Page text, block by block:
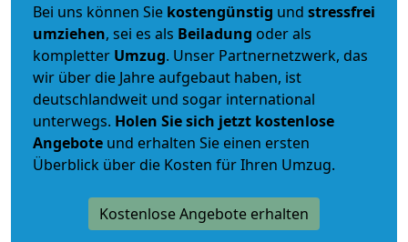
Bei uns können Sie kostengünstig und stressfrei
umziehen, sei es als Beiladung oder als
kompletter Umzug. Unser Partnernetzwerk, das
wir über die Jahre aufgebaut haben, ist
deutschlandweit und sogar international
unterwegs. Holen Sie sich jetzt kostenlose
Angebote und erhalten Sie einen ersten
Überblick über die Kosten für Ihren Umzug.
Kostenlose Angebote erhalten